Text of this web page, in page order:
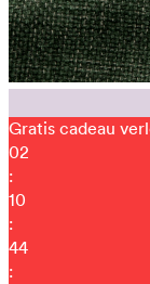
Gratis cadeau
02
:
10
:
44
: